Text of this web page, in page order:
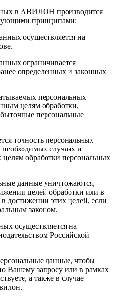
в АВИЛОН производится
принципами:
осуществляется на
ограничивается
определенных и законных
персональных
целям обработки,
персональные
точность персональных
необходимых случаях и
обработки персональных
данные уничтожаются,
целей обработки или в
достижении этих целей, если
законом.
осуществляется на
Российской
данные, чтобы
Вашему запросу или в рамках
а также в случае